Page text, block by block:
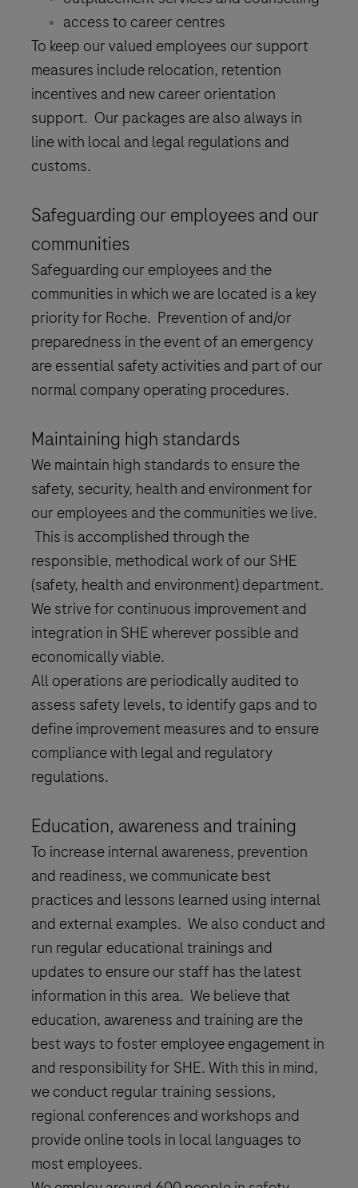
access to career centres
To keep our valued employees our support
measures include relocation, retention
incentives and new career orientation
support. Our packages are also always in
line with local and legal regulations and
customs.
Safeguarding our employees and our
communities
Safeguarding our employees and the
communities in which we are located is a key
priority for Roche. Prevention of and/or
preparedness in the event of an emergency
are essential safety activities and part of our
normal company operating procedures.
Maintaining high standards
We maintain high standards to ensure the
safety, security, health and environment for
our employees and the communities we live.
This is accomplished through the
responsible, methodical work of our SHE
(safety, health and environment) department.
We strive for continuous improvement and
integration in SHE wherever possible and
economically viable.
All operations are periodically audited to
assess safety levels, to identify gaps and to
define improvement measures and to ensure
compliance with legal and regulatory
regulations.
Education, awareness and training
To increase internal awareness, prevention
and readiness, we communicate best
practices and lessons learned using internal
and external examples. We also conduct and
run regular educational trainings and
updates to ensure our staff has the latest
information in this area. We believe that
education, awareness and training are the
best ways to foster employee engagement in
and responsibility for SHE. With this in mind,
we conduct regular training sessions,
regional conferences and workshops and
provide online tools in local languages to
most employees.